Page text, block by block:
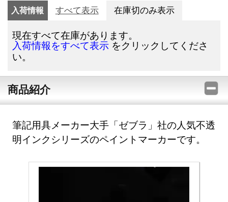
入荷情報 すべて表示 在庫切のみ表示
現在すべて在庫があります。
入荷情報をすべて表示 をクリックしてくださ
い。
商品紹介
筆記用具メーカー大手「ゼブラ」社の人気不透
明インクシリーズのペイントマーカーです。